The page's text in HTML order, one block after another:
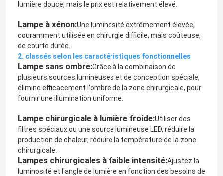
lumière douce, mais le prix est relativement élevé.
Lampe à xénon:Une luminosité extrêmement élevée,
couramment utilisée en chirurgie difficile, mais coûteuse,
de courte durée.
2. classés selon les caractéristiques fonctionnelles
Lampe sans ombre:Grâce à la combinaison de
plusieurs sources lumineuses et de conception spéciale,
élimine efficacement l'ombre de la zone chirurgicale, pour
fournir une illumination uniforme.
Lampe chirurgicale à lumière froide:Utiliser des
filtres spéciaux ou une source lumineuse LED, réduire la
production de chaleur, réduire la température de la zone
chirurgicale.
Lampes chirurgicales à faible intensité:Ajustez la
luminosité et l'angle de lumière en fonction des besoins de